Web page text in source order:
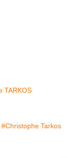
#Christophe Tarkos